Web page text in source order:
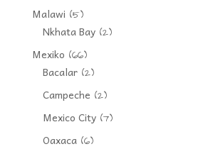
Malawi (5)
Nkhata Bay(2)
Mexiko (66)
Bacalar(2)
Campeche (2)
Mexico City(7)
Oaxaca(6)